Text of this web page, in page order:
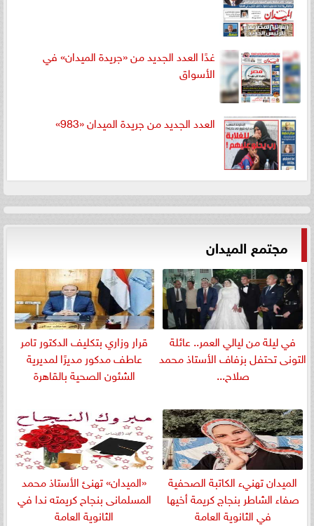
غدًا العدد الجديد من «جريدة الميدان» في
الأسواق
العدد الجديد من جريدة الميدان «983»
مجتمع الميدان
في ليلة من ليالي العمر.. عائلة
التونى تحتفل بزفاف الأستاذ محمد
صلاح...
قرار وزاري بتكليف الدكتور تامر
عاطف مدكور مديرًا لمديرية
الشئون الصحية بالقاهرة
الميدان تهنيء الكاتبة الصحفية
صفاء الشاطر بنجاج كريمة أخيها
في الثانوية العامة
«الميدان» تهنئ الأستاذ محمد
المسلمانى بنجاح كريمته ندا في
الثانوية العامة